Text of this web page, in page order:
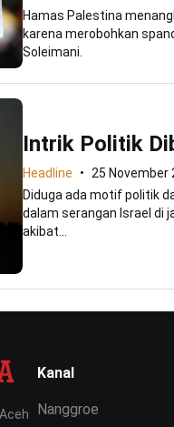
Hamas Palestina
karena merobohkan
Soleimani.
Intrik Politik
Headline
25 November
Diduga ada motif politik
dalam serangan Israel di
akibat...
Kanal
Nanggroe